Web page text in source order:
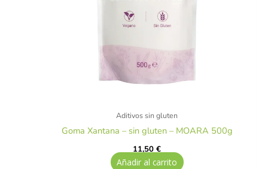
Aditivos sin gluten
Goma Xantana – sin gluten – MOARA 500g
11,50€
Añadir al carrito